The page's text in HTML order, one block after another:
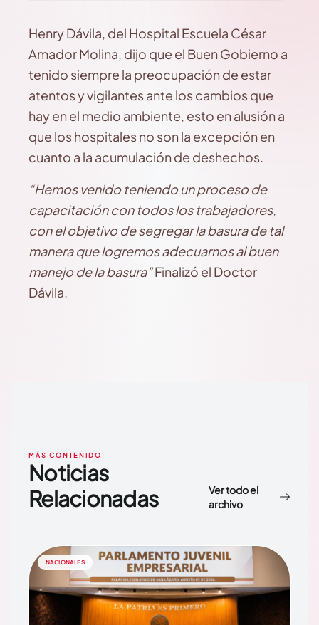
Henry Dávila, del Hospital Escuela César
Amador Molina, dijo que el Buen Gobierno a
tenido siempre la preocupación de estar
atentos y vigilantes ante los cambios que
hay en el medio ambiente, esto en alusión a
que los hospitales no son la excepción en
cuanto a la acumulación de deshechos.
“Hemos venido teniendo un proceso de
capacitación con todos los trabajadores,
con el objetivo de segregar la basura de tal
manera que logremos adecuarnos al buen
manejo de la basura”Finalizó el Doctor
Dávila.
MÁS CONTENIDO
Noticias
Relacionadas
Ver todo el
archivo
NACIONALES